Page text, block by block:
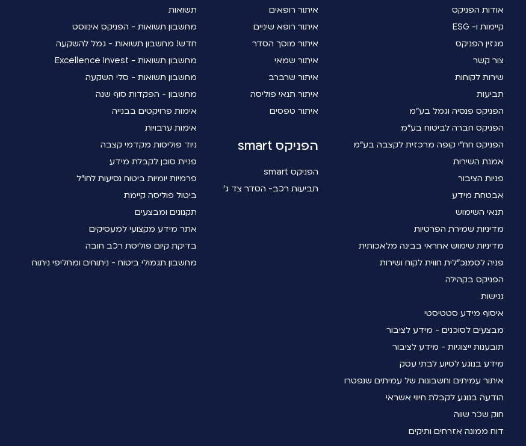
אודות הפניקס
קיימות ו- ESG
מגזין הפניקס
צור קשר
שירות לקוחות
תביעות
הפניקס פנסיה וגמל בע"מ
הפניקס חברה לביטוח בע"מ
הפניקס חח"י קופה מרכזית לקצבה בע"מ
אמנת השירות
פניות הציבור
אבטחת מידע
תנאי השימוש
מדיניות שמירת הפרטיות
מדיניות שימוש אחראי בבינה מלאכותית
פניה לסמנכ"לית חווית לקוח ושירות
הפניקס בקהילה
נגישות
איסוף מידע סטטיסטי
מבצעים לסוכנים - מידע לציבור
תובענות ייצוגיות - מידע לציבור
מידע בנוגע לסיוע לבתי עסק
איתור עמיתים וחשבונות של עמיתים שנפטרו
הודעה בנוגע לקבלת חיווי אשראי
חוק שכר שווה
דוח ממונה אזרחים ותיקים
איתור רופאים
איתור רופא שיניים
איתור מוסך הסדר
איתור שמאי
איתור שרברב
איתור תנאי פוליסה
איתור טפסים
הפניקס smart
הפניקס smart
תביעות רכב- הסדר צד ג'
תשואות
מחשבון תשואות - הפניקס אינווסט
חדש! מחשבון תשואות - גמל להשקעה
מחשבון תשואות - Excellence Invest
מחשבון תשואות - סלי השקעה
מחשבון - הפקדות סוף שנה
אימות פרויקטים בבנייה
אימות ערבויות
ניוד פוליסות מקדמי קצבה
פניית סוכן לקבלת מידע
פרמיות יומיות ביטוח נסיעות לחו"ל
ביטול פוליסה קיימת
תקנונים ומבצעים
אתר מידע מקצועי למעסיקים
בדיקת קיום פוליסת רכב חובה
מחשבון תגמולי ביטוח - ניתוחים ומחליפי ניתוח